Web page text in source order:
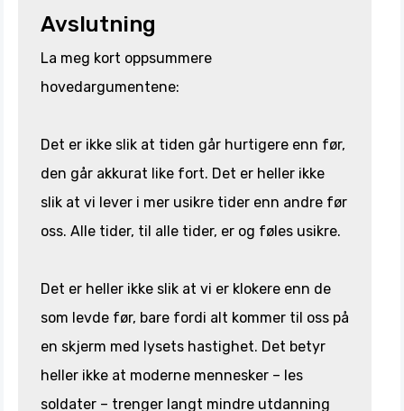
Avslutning
La meg kort oppsummere
hovedargumentene:
Det er ikke slik at tiden går hurtigere enn før,
den går akkurat like fort. Det er heller ikke
slik at vi lever i mer usikre tider enn andre før
oss. Alle tider, til alle tider, er og føles usikre.
Det er heller ikke slik at vi er klokere enn de
som levde før, bare fordi alt kommer til oss på
en skjerm med lysets hastighet. Det betyr
heller ikke at moderne mennesker – les
soldater – trenger langt mindre utdanning